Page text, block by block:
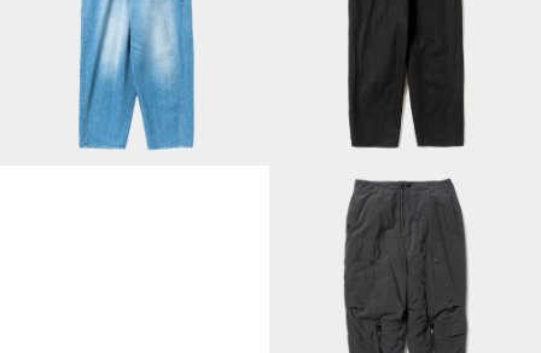
Fade Denim Wrap
PT/Indigo
Raw Denim Wrap
PT/Off Black